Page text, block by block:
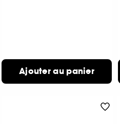
Ajouter au panier